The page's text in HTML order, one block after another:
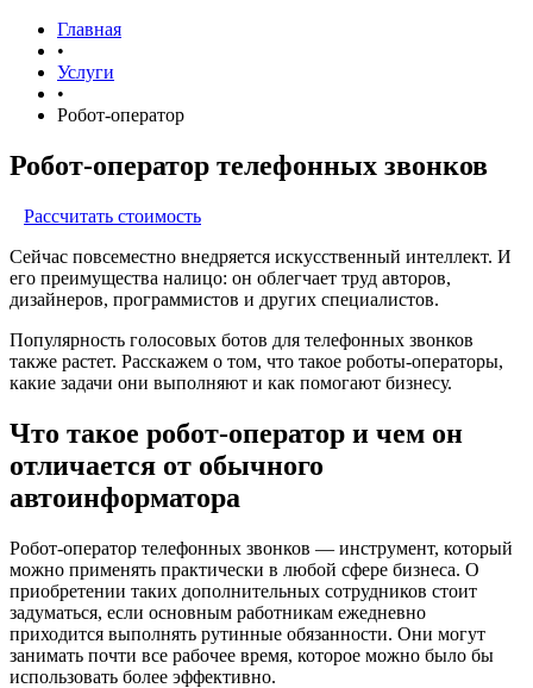
Главная
•
Услуги
•
Робот-оператор
Робот-оператор телефонных звонков
Рассчитать стоимость
Сейчас повсеместно внедряется искусственный интеллект. И
его преимущества налицо: он облегчает труд авторов,
дизайнеров, программистов и других специалистов.
Популярность голосовых ботов для телефонных звонков
также растет. Расскажем о том, что такое роботы-операторы,
какие задачи они выполняют и как помогают бизнесу.
Что такое робот‑оператор и чем он
отличается от обычного
автоинформатора
Робот-оператор телефонных звонков — инструмент, который
можно применять практически в любой сфере бизнеса. О
приобретении таких дополнительных сотрудников стоит
задуматься, если основным работникам ежедневно
приходится выполнять рутинные обязанности. Они могут
занимать почти все рабочее время, которое можно было бы
использовать более эффективно.